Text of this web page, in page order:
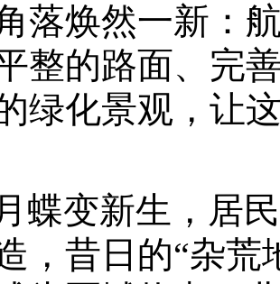
落焕然一新：
整的路面、完
绿化景观，让
蝶变新生，居
，昔日的“杂荒